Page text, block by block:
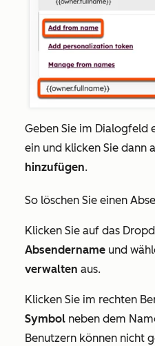
Geben Sie im Dialogfeld
ein und klicken Sie dann
hinzufügen.
So löschen Sie einen
Klicken Sie auf das
Absendername und
verwalten aus.
Klicken Sie im rechten
Symbol neben dem
Benutzern können nicht